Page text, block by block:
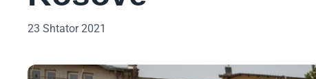
23 Shtator 2021